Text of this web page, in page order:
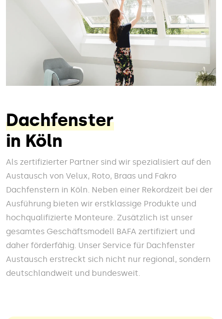
Dachfenster
in Köln
Als zertifizierter Partner sind wir spezialisiert auf den
Austausch von Velux, Roto, Braas und Fakro
Dachfenstern in Köln. Neben einer Rekordzeit bei der
Ausführung bieten wir erstklassige Produkte und
hochqualifizierte Monteure. Zusätzlich ist unser
gesamtes Geschäftsmodell BAFA zertifiziert und
daher förderfähig. Unser Service für Dachfenster
Austausch erstreckt sich nicht nur regional, sondern
deutschlandweit und bundesweit.